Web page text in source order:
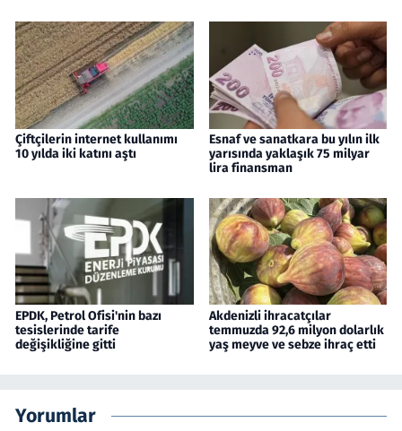
Çiftçilerin internet kullanımı
10 yılda iki katını aştı
Esnaf ve sanatkara bu yılın ilk
yarısında yaklaşık 75 milyar
lira finansman
EPDK, Petrol Ofisi'nin bazı
tesislerinde tarife
değişikliğine gitti
Akdenizli ihracatçılar
temmuzda 92,6 milyon dolarlık
yaş meyve ve sebze ihraç etti
Yorumlar